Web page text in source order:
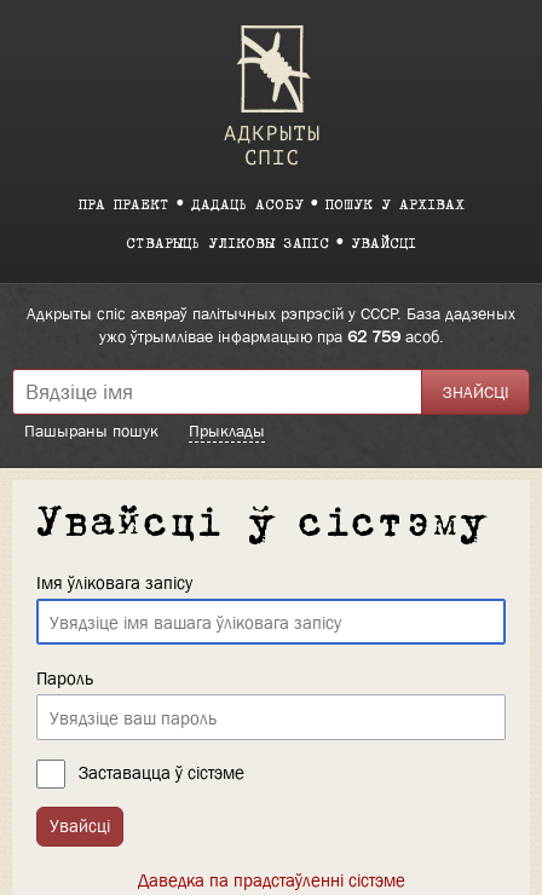
ПРА ПРАЕКТ ДАДАЦЬ АСОБУ ПОШУК У АРХІВАХ
СТВАРЫЦЬ УЛІКОВЫ ЗАПІС УВАЙСЦІ
Адкрыты спіс ахвяраў палітычных рэпрэсій у СССР. База дадзеных
ужо ўтрымлівае інфармацыю пра 62 759асоб.
Пашыраны пошук Прыклады
Увайсці ў сістэму
Імя ўліковага запісу
Пароль
Заставацца ў сістэме
Увайсці
Даведка па прадстаўленні сістэме